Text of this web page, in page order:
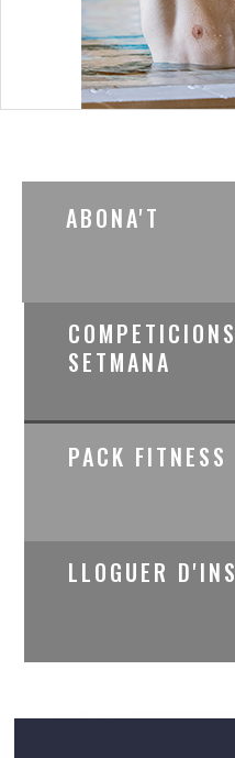
ABONA'T
SETMANA
PACK FITNESS
LLOGUER